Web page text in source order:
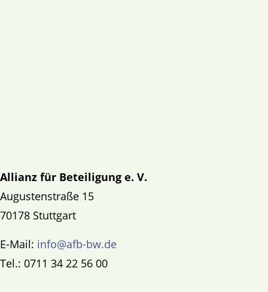
Allianz für Beteiligung e. V.
Augustenstraße 15
70178 Stuttgart
E-Mail: info@afb-bw.de
Tel.: 0711 34 22 56 00